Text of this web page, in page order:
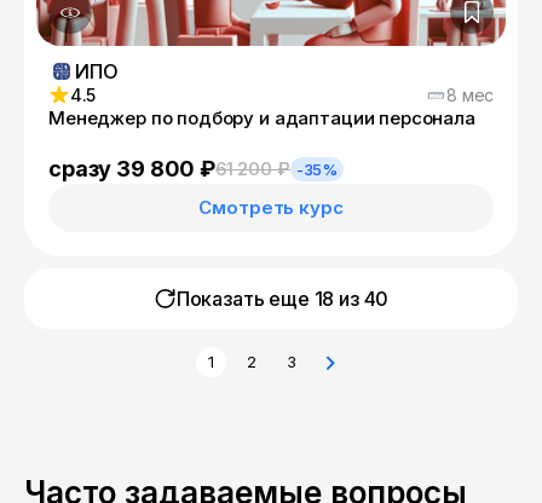
ИПО
4.5 8 мес
Менеджер по подбору и адаптации персонала
сразу 39 800 ₽61 200 ₽ -35%
Смотреть курс
Показать еще 18 из 40
1 2 3
Часто задаваемые вопросы